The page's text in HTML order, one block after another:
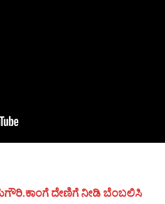
ದೇಣಿಗೆ ನೀಡಿ ಬೆಂಬಲಿಸಿ